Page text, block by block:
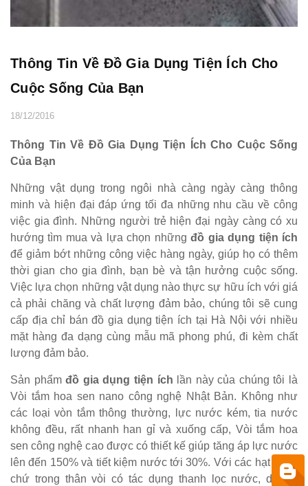
Thông Tin Về Đồ Gia Dụng Tiện Ích Cho
Cuộc Sống Của Bạn
18/12/2016
Thông Tin Về Đồ Gia Dụng Tiện Ích Cho Cuộc Sống
Của Bạn
Những vật dụng trong ngôi nhà càng ngày càng thông
minh và hiện đại đáp ứng tối đa những nhu cầu về công
việc gia đình. Những người trẻ hiện đại ngày càng có xu
hướng tìm mua và lựa chọn nhữngđồ gia dụng tiện ích
để giảm bớt những công việc hàng ngày, giúp họ có thêm
thời gian cho gia đình, bạn bè và tận hưởng cuộc sống.
Việc lựa chọn những vật dụng nào thực sự hữu ích với giá
cả phải chăng và chất lượng đảm bảo, chúng tôi sẽ cung
cấp địa chỉ bán đồ gia dụng tiện ích tại Hà Nội với nhiều
mặt hàng đa dạng cùng mẫu mã phong phú, đi kèm chất
lượng đảm bảo.
Sản phẩmđồ gia dụng tiện ích lần này của chúng tôi là
Vòi tắm hoa sen nano công nghệ Nhật Bản. Không như
các loại vòn tắm thông thường, lực nước kém, tia nước
không đều, rất nhanh han gỉ và xuống cấp, Vòi tắm hoa
sen công nghệ cao được có thiết kế giúp tăng áp lực nước
lên đến 150% và tiết kiệm nước tới 30%. Với các hạt nano
chứ trong thân vòi có tác dụng thanh lọc nước, diệt vi